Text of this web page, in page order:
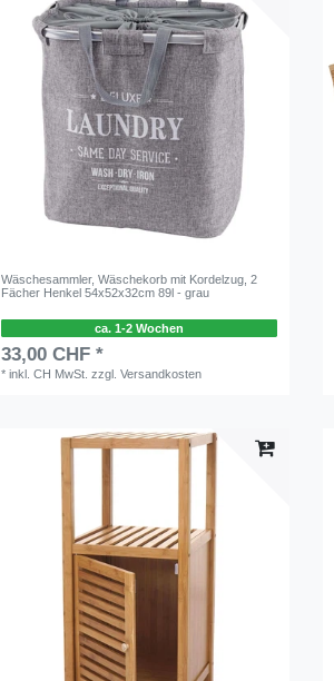
Wäschesammler, Wäschekorb mit Kordelzug, 2
Fächer Henkel 54x52x32cm 89l - grau
ca. 1-2 Wochen
33,00 CHF *
*inkl. CH MwSt. zzgl.Versandkosten